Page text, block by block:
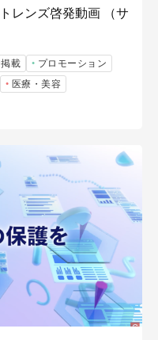
レンズ啓発動画 （サ
載
プロモーション
医療・美容